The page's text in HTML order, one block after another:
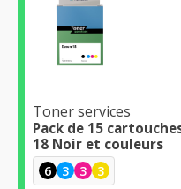
Toner services
Pack de 15
18 Noir et couleurs
6 3 3 3